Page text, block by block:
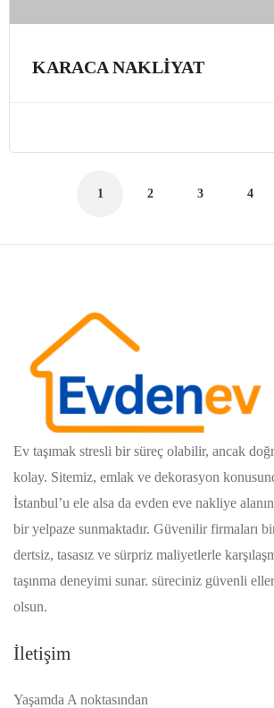
KARACA NAKLİYAT
1 2 3 4
Ev taşımak stresli bir süreç olabilir, ancak
kolay. Sitemiz, emlak ve dekorasyon
İstanbul’u ele alsa da evden eve nakliye
bir yelpaze sunmaktadır. Güvenilir firmaları
dertsiz, tasasız ve sürpriz maliyetlerle
taşınma deneyimi sunar. süreciniz güvenli
olsun.
İletişim
Yaşamda A noktasından